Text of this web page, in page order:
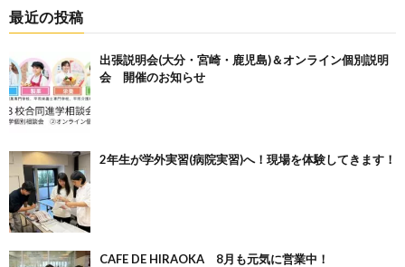
最近の投稿
出張説明会(大分・宮崎・鹿児島)＆オンライン個別説明
会 開催のお知らせ
2年生が学外実習(病院実習)へ！現場を体験してきます！
CAFE DE HIRAOKA 8月も元気に営業中！